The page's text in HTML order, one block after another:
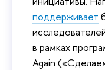
поддерживает
в рамках
Again